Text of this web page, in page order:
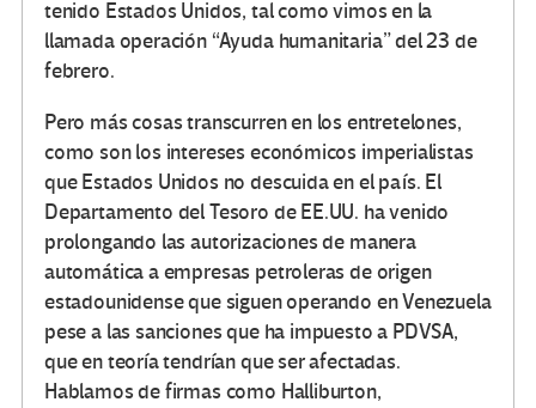
tenido Estados Unidos, tal como vimos en la
llamada operación “Ayuda humanitaria” del 23 de
febrero.
Pero más cosas transcurren en los entretelones,
como son los intereses económicos imperialistas
que Estados Unidos no descuida en el país. El
Departamento del Tesoro de EE.UU. ha venido
prolongando las autorizaciones de manera
automática a empresas petroleras de origen
estadounidense que siguen operando en Venezuela
pese a las sanciones que ha impuesto a PDVSA,
que en teoría tendrían que ser afectadas.
Hablamos de firmas como Halliburton,